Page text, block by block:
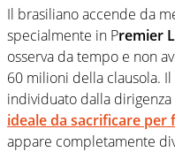
Il brasiliano accende da
specialmente in Premier
osserva da tempo e non
60 milioni della clausola.
individuato dalla
ideale da sacrificare per
appare completamente